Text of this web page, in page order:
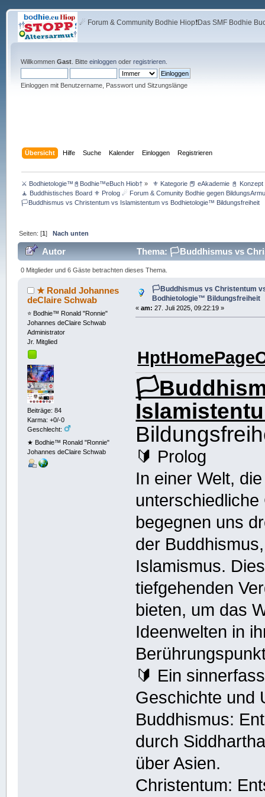
☄ Forum & Community Bodhie Hiop❗Das SMF Bodhie
Willkommen Gast. Bitte einloggenoder registrieren.
Einloggen mit Benutzername, Passwort und Sitzungslänge
Übersicht Hilfe Suche Kalender Einloggen Registrieren
⚔ Bodhietologie™📓Bodhie™eBuch Hiob† »
⚜ Kategorie 📕 eAkademie 📓
🧘 Buddhistisches Board ⚜ Prolog ☄ Forum & Comunity Bodhie gegen
🏳️Buddhismus vs Christentum vs Islamistentum vs Bodhietologie™ Bildungsfreiheit
Seiten: [1]Nach unten
Autor
Thema: 🏳️Buddhismus vs
(Gelesen 1184 mal)
0 Mitglieder und 6 Gäste betrachten dieses Thema.
★ Ronald Johannes
deClaire Schwab
⭐️ Bodhie™ Ronald "Ronnie"
Johannes deClaire Schwab
Administrator
Jr. Mitglied
Beiträge: 84
Karma: +0/-0
Geschlecht:
★ Bodhie™ Ronald "Ronnie"
Johannes deClaire Schwab
🏳️Buddhismus vs Christentum
Bodhietologie™ Bildungsfreiheit
«am: 27. Juli 2025, 09:22:19 »
🔰 Prolog
In einer Welt,
begegnen uns
der
Islamismus.
tiefgehenden
bieten, um das
Ideenwelten in
🔰 Ein
Geschichte und
Buddhismus:
durch
über Asien.
Christentum: